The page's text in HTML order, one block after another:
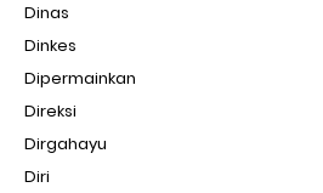
Dinas
Dinkes
Dipermainkan
Direksi
Dirgahayu
Diri